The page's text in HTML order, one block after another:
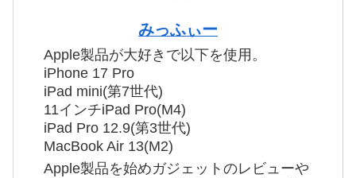
みっふぃー
Apple製品が大好きで以下を使用。
iPhone 17 Pro
iPad mini(第7世代)
11インチiPad Pro(M4)
iPad Pro 12.9(第3世代)
MacBook Air 13(M2)
Apple製品を始めガジェットのレビューや